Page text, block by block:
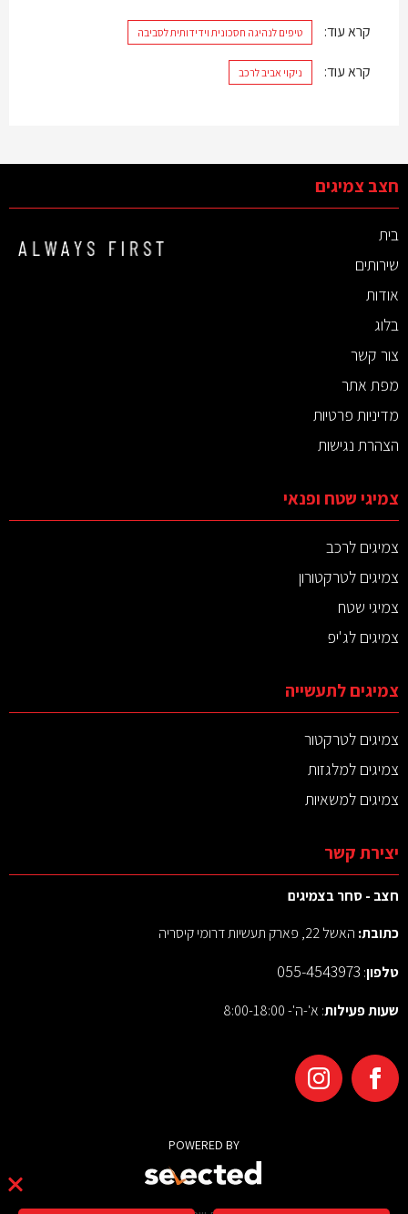
קרא עוד: טיפים לנהיגה חסכונית וידידותית לסביבה
קרא עוד: ניקוי אביב לרכב
חצב צמיגים
בית
שירותים
אודות
בלוג
צור קשר
מפת אתר
מדיניות פרטיות
הצהרת נגישות
צמיגי שטח ופנאי
צמיגים לרכב
צמיגים לטרקטורון
צמיגי שטח
צמיגים לג'יפ
צמיגים לתעשייה
צמיגים לטרקטור
צמיגים למלגזות
צמיגים למשאיות
יצירת קשר
חצב - סחר בצמיגים
כתובת: האשל 22, פארק תעשיות דרומי קיסריה
טלפון:
055-4543973
שעות פעילות: א'-ה'- 8:00-18:00
POWERED BY